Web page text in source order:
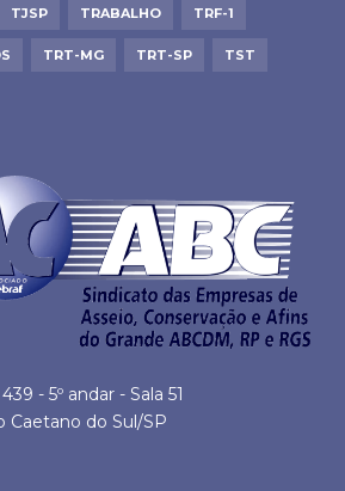
TJSP TRABALHO TRF-1
TRT-MG TRT-SP TST
- 5º andar - Sala 51
Caetano do Sul/SP